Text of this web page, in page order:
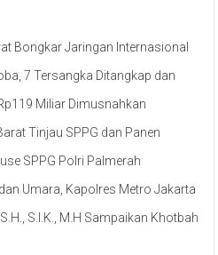
Bongkar Jaringan Internasional
7 Tersangka Ditangkap dan
Miliar Dimusnahkan
Tinjau SPPG dan Panen
SPPG Polri Palmerah
Umara, Kapolres Metro Jakarta
S.I.K., M.H Sampaikan Khotbah